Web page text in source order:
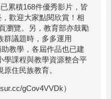
累積168件優秀影片，皆
歡迎大家點閱欣賞！相
瀏覽。另，教育部亦鼓勵
群議題時，多多運用
助教學，各屆作品也已建
學課程與教學資源整合平
住民族教育。
gCov4VVDk）